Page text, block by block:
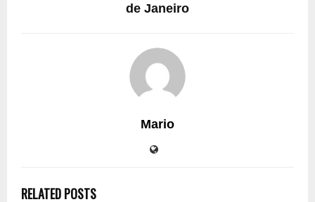
de Janeiro
Mario
RELATED POSTS